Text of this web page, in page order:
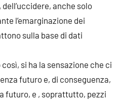
anche solo
l’emarginazione dei
sulla base di dati
si ha la sensazione che ci
futuro e, di conseguenza,
futuro, e , soprattutto, pezzi